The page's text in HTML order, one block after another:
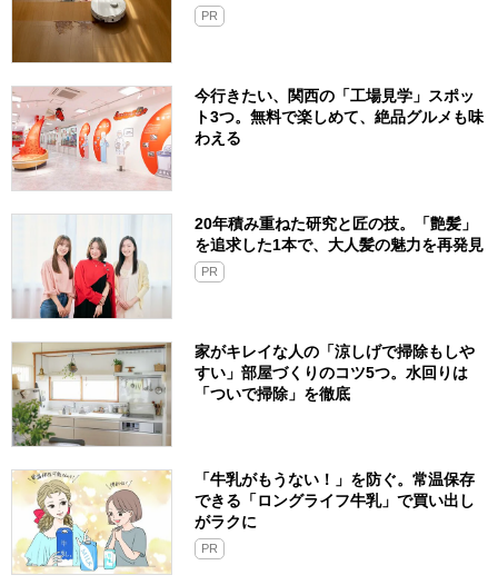
PR
今行きたい、関西の「工場見学」スポッ
ト3つ。無料で楽しめて、絶品グルメも味
わえる
20年積み重ねた研究と匠の技。「艶髪」
を追求した1本で、大人髪の魅力を再発見
PR
家がキレイな人の「涼しげで掃除もしや
すい」部屋づくりのコツ5つ。水回りは
「ついで掃除」を徹底
「牛乳がもうない！」を防ぐ。常温保存
できる「ロングライフ牛乳」で買い出し
がラクに
PR